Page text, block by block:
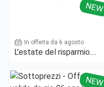
NEW
In offerta da 6 agosto
L'estate del risparmio.
NEW